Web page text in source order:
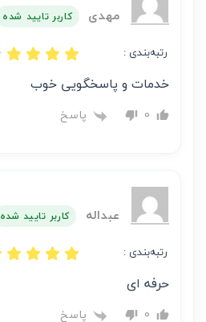
مهدی کاربر تایید شده
رتبه‌بندی :
خدمات و پاسخگویی خوب
0 پاسخ
عبداله کاربر تایید شده
رتبه‌بندی :
حرفه ای
0 پاسخ